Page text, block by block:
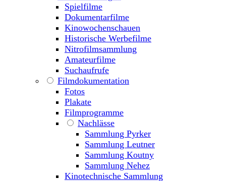
Spielfilme
Dokumentarfilme
Kinowochenschauen
Historische Werbefilme
Nitrofilmsammlung
Amateurfilme
Suchaufrufe
Filmdokumentation
Fotos
Plakate
Filmprogramme
Nachlässe
Sammlung Pyrker
Sammlung Leutner
Sammlung Koutny
Sammlung Nehez
Kinotechnische Sammlung